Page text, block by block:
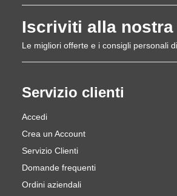
Iscriviti alla
Le migliori offerte e i consigli personali
Servizio clienti
Accedi
Crea un Account
Servizio Clienti
Domande frequenti
Ordini aziendali